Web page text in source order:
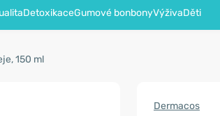
DetoxikaceGumové bonbonyVýživaDěti
150 ml
Dermacos